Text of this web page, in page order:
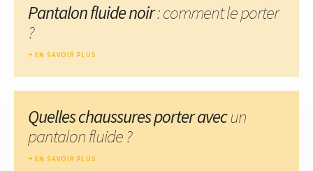
Pantalon fluide noir: comment le porter
?
EN SAVOIR PLUS
Quelles chaussures porter avecun
pantalon fluide ?
EN SAVOIR PLUS